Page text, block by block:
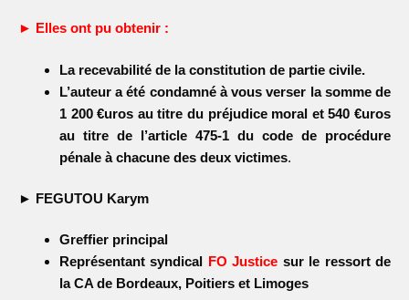
► Elles ont pu obtenir :
La recevabilité de la constitution de partie civile.
L’auteur a été condamné à vous verser la somme de
1 200 €uros au titre du préjudice moral et 540 €uros
au titre de l’article 475-1 du code de procédure
pénale à chacune des deux victimes.
► FEGUTOU Karym
Greffier principal
Représentant syndical FO Justice sur le ressort de
la CA de Bordeaux, Poitiers et Limoges